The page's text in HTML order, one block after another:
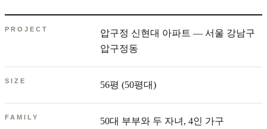
PROJECT
압구정 신현대 아파트 — 서울 강남구
압구정동
SIZE 56평 (50평대)
FAMILY 50대 부부와 두 자녀, 4인 가구